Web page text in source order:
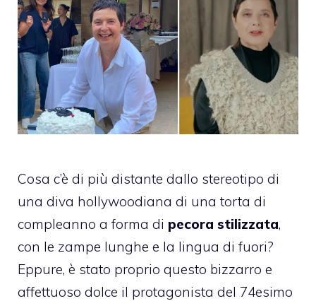
Cosa c’è di più distante dallo stereotipo di
una diva hollywoodiana di una torta di
compleanno a forma di pecora stilizzata,
con le zampe lunghe e la lingua di fuori?
Eppure, è stato proprio questo bizzarro e
affettuoso dolce il protagonista del 74esimo